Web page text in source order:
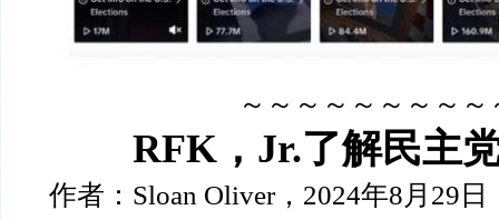
～～～～～～～～～
RFK，Jr.了解民主
作者：Sloan Oliver，2024年8月29日